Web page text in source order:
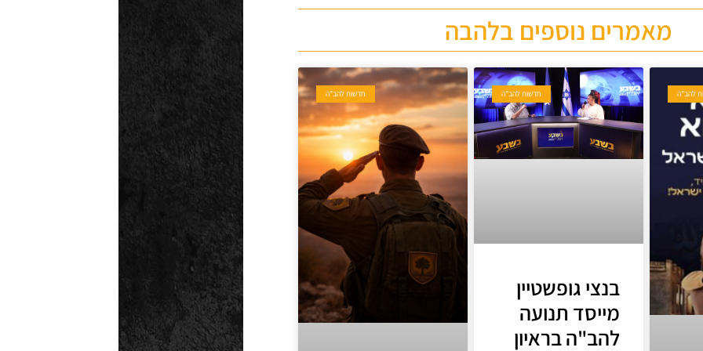
מאמרים נוספים בלהבה
להב"ה חדשות להב"ה
בנצי גופשטיין
מייסד תנועה
להב"ה בראיון
חדשות להב"ה